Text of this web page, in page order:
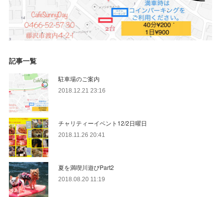
記事一覧
駐車場のご案内
2018.12.21 23:16
チャリティーイベント12/2日曜日
2018.11.26 20:41
夏を満喫川遊びPart2
2018.08.20 11:19